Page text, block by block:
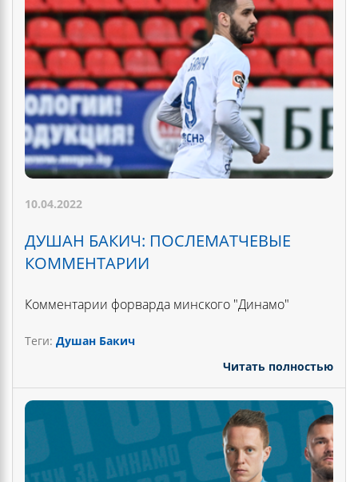
10.04.2022
ДУШАН БАКИЧ: ПОСЛЕМАТЧЕВЫЕ
КОММЕНТАРИИ
Комментарии форварда минского "Динамо"
Теги: Душан Бакич
Читать полностью